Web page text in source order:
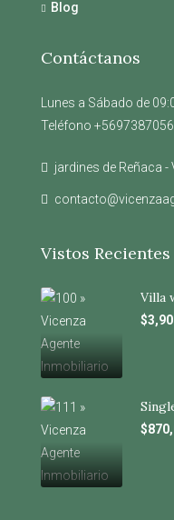
Blog
Contáctanos
Lunes a Sábado de
Teléfono
jardines de Reñaca -
Vistos Recientes
Villa